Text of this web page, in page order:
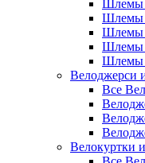
Шлемы
Шлемы
Шлемы
Шлемы
Шлемы
Велоджерси
Все
Велокуртки